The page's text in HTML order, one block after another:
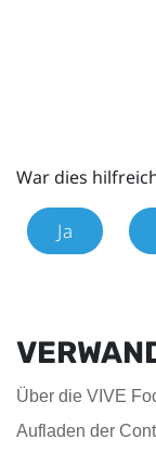
War dies
Ja
Über die VIVE
Aufladen der